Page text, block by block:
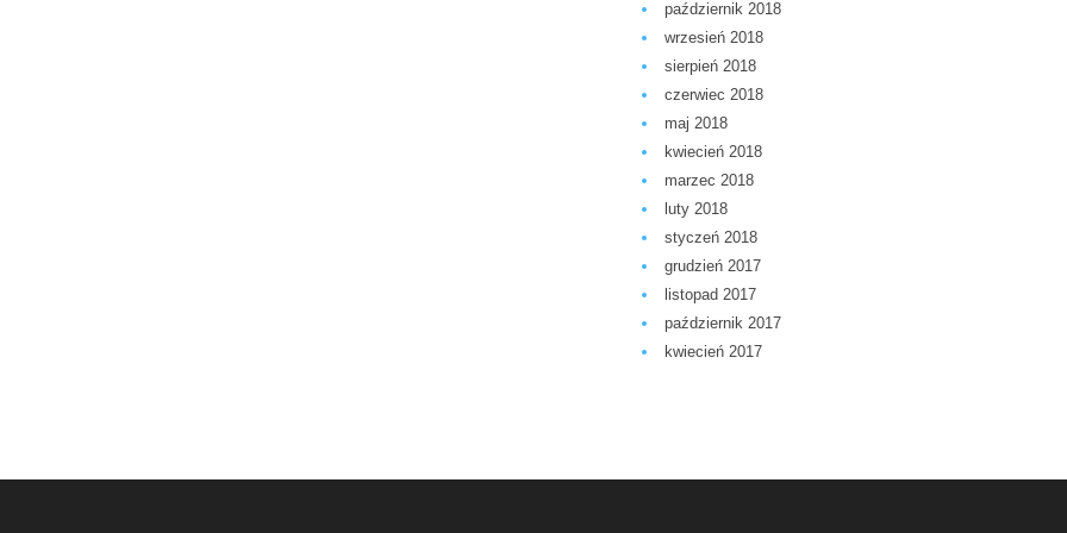
październik 2018
wrzesień 2018
sierpień 2018
czerwiec 2018
maj 2018
kwiecień 2018
marzec 2018
luty 2018
styczeń 2018
grudzień 2017
listopad 2017
październik 2017
kwiecień 2017